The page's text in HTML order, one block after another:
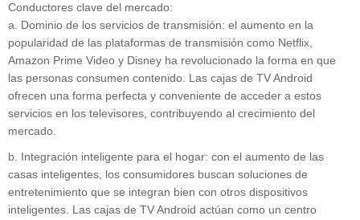
Conductores clave del mercado:
a. Dominio de los servicios de transmisión: el aumento en la
popularidad de las plataformas de transmisión como Netflix,
Amazon Prime Video y Disney ha revolucionado la forma en que
las personas consumen contenido. Las cajas de TV Android
ofrecen una forma perfecta y conveniente de acceder a estos
servicios en los televisores, contribuyendo al crecimiento del
mercado.
b. Integración inteligente para el hogar: con el aumento de las
casas inteligentes, los consumidores buscan soluciones de
entretenimiento que se integran bien con otros dispositivos
inteligentes. Las cajas de TV Android actúan como un centro